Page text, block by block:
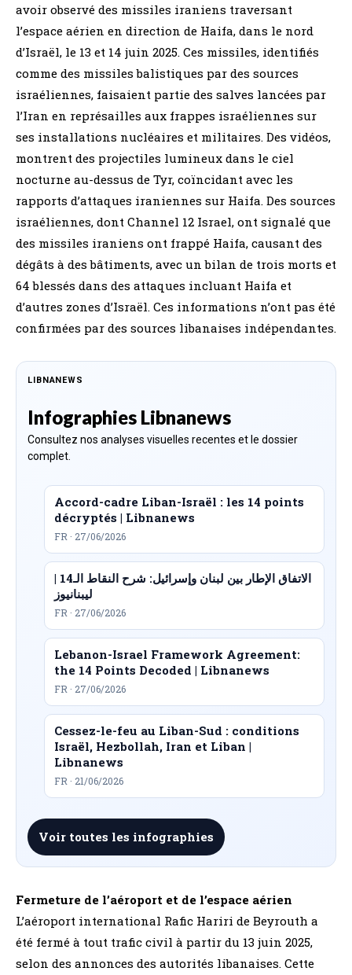
avoir observé des missiles iraniens traversant
l’espace aérien en direction de Haifa, dans le nord
d’Israël, le 13 et 14 juin 2025. Ces missiles, identifiés
comme des missiles balistiques par des sources
israéliennes, faisaient partie des salves lancées par
l’Iran en représailles aux frappes israéliennes sur
ses installations nucléaires et militaires. Des vidéos,
montrent des projectiles lumineux dans le ciel
nocturne au-dessus de Tyr, coïncidant avec les
rapports d’attaques iraniennes sur Haifa. Des sources
israéliennes, dont Channel 12 Israel, ont signalé que
des missiles iraniens ont frappé Haifa, causant des
dégâts à des bâtiments, avec un bilan de trois morts et
64 blessés dans des attaques incluant Haifa et
d’autres zones d’Israël. Ces informations n’ont pas été
confirmées par des sources libanaises indépendantes.
LIBNANEWS
Infographies Libnanews
Consultez nos analyses visuelles recentes et le dossier
complet.
Accord-cadre Liban-Israël : les 14 points
décryptés | Libnanews
FR · 27/06/2026
الاتفاق الإطار بين لبنان وإسرائيل: شرح النقاط الـ14 |
ليبنانيوز
FR · 27/06/2026
Lebanon-Israel Framework Agreement:
the 14 Points Decoded | Libnanews
FR · 27/06/2026
Cessez-le-feu au Liban-Sud : conditions
Israël, Hezbollah, Iran et Liban |
Libnanews
FR · 21/06/2026
Voir toutes les infographies
Fermeture de l’aéroport et de l’espace aérien
L’aéroport international Rafic Hariri de Beyrouth a
été fermé à tout trafic civil à partir du 13 juin 2025,
selon des annonces des autorités libanaises. Cette